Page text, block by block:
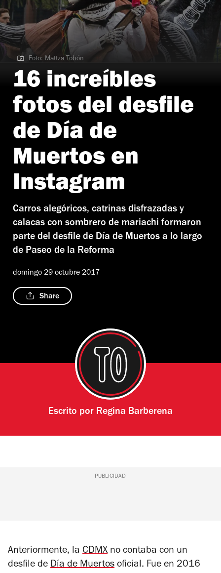
Foto: Mattza Tobón
Foto: Mattza Tobón
16 increíbles
fotos del desfile
de Día de
Muertos en
Instagram
Carros alegóricos, catrinas disfrazadas y
calacas con sombrero de mariachi formaron
parte del desfile de Día de Muertos a lo largo
de Paseo de la Reforma
domingo 29 octubre 2017
Share
Escrito por Regina Barberena
PUBLICIDAD
Anteriormente, la CDMX no contaba con un
desfile de Día de Muertos oficial. Fue en 2016